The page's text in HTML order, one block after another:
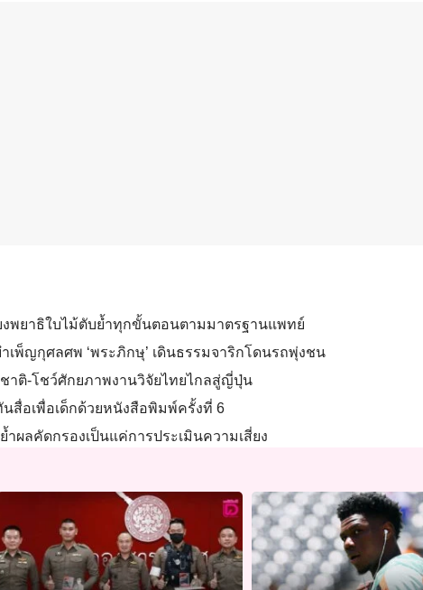
พยาธิใบไม้ตับย้ำทุกขั้นตอนตามมาตรฐานแพทย์
เพ็ญกุศลศพ ‘พระภิกษุ’ เดินธรรมจาริกโดนรถพุ่งชน
ชาติ-โชว์ศักยภาพงานวิจัยไทยไกลสู่ญี่ปุ่น
นสื่อเพื่อเด็กด้วยหนังสือพิมพ์ครั้งที่ 6
ำผลคัดกรองเป็นแค่การประเมินความเสี่ยง